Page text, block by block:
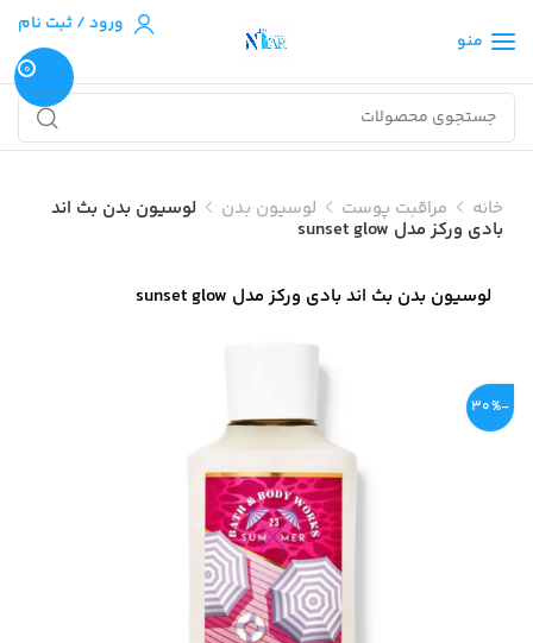
منو
ورود / ثبت نام
0
خانه مراقبت پوست لوسیون بدن لوسیون بدن بث اند
بادی ورکز مدل sunset glow
-30%
لوسیون بدن بث اند بادی ورکز مدل sunset glow